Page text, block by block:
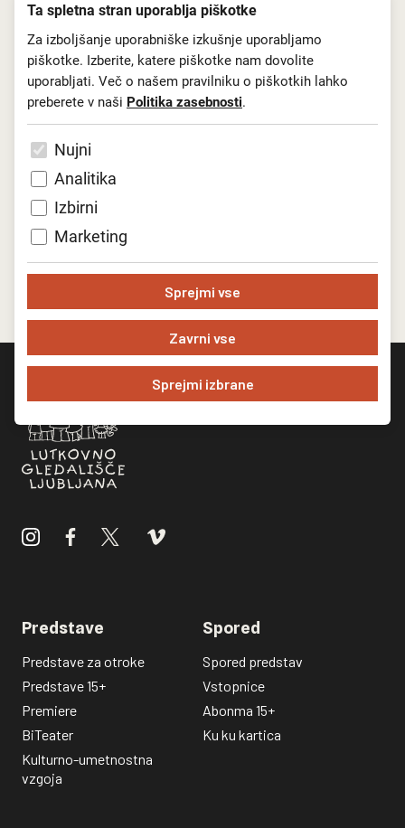
Ta spletna stran uporablja piškotke
Za izboljšanje uporabniške izkušnje uporabljamo
piškotke. Izberite, katere piškotke nam dovolite
uporabljati. Več o našem pravilniku o piškotkih lahko
preberete v naši Politika zasebnosti.
Nujni
Analitika
Izbirni
Marketing
Sprejmi vse
Zavrni vse
Sprejmi izbrane
ki je s svojim velikim odrom dovoljeval uprizoritev te
veličastne epske pravljice v režiji Edija Majarona. Glave lutk
je oblikovala Mara Kralj, Anja Dolenc pa je poskrbela za
kostume.
Kako izgledajo izvirne lutke dveh Kraljev iz leta 1985, si lahko
Velikega odra Lutkovnega gledališča Ljubljana uro pred
vsako predstavo in po dogovoru.
Predstave
Predstave za otroke
Predstave 15+
Premiere
BiTeater
Kulturno-umetnostna
vzgoja
Spored
Spored predstav
Vstopnice
Abonma 15+
Ku ku kartica